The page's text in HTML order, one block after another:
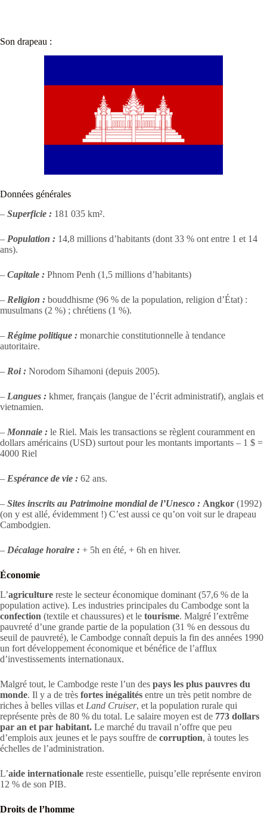
Son drapeau :
Données générales
– Superficie : 181 035 km².
– Population : 14,8 millions d’habitants (dont 33 % ont entre 1 et 14
ans).
– Capitale : Phnom Penh (1,5 millions d’habitants)
– Religion : bouddhisme (96 % de la population, religion d’État) :
musulmans (2 %) ; chrétiens (1 %).
– Régime politique : monarchie constitutionnelle à tendance
autoritaire.
– Roi : Norodom Sihamoni (depuis 2005).
– Langues : khmer, français (langue de l’écrit administratif), anglais et
vietnamien.
– Monnaie : le Riel. Mais les transactions se règlent couramment en
dollars américains (USD) surtout pour les montants importants – 1 $ =
4000 Riel
– Espérance de vie : 62 ans.
– Sites inscrits au Patrimoine mondial de l’Unesco : Angkor (1992)
(on y est allé, évidemment !) C’est aussi ce qu’on voit sur le drapeau
Cambodgien.
– Décalage horaire : + 5h en été, + 6h en hiver.
Économie
L’agriculture reste le secteur économique dominant (57,6 % de la
population active). Les industries principales du Cambodge sont la
confection (textile et chaussures) et le tourisme. Malgré l’extrême
pauvreté d’une grande partie de la population (31 % en dessous du
seuil de pauvreté), le Cambodge connaît depuis la fin des années 1990
un fort développement économique et bénéfice de l’afflux
d’investissements internationaux.
Malgré tout, le Cambodge reste l’un des pays les plus pauvres du
monde. Il y a de très fortes inégalités entre un très petit nombre de
riches à belles villas et Land Cruiser, et la population rurale qui
représente près de 80 % du total. Le salaire moyen est de 773 dollars
par an et par habitant. Le marché du travail n’offre que peu
d’emplois aux jeunes et le pays souffre de corruption, à toutes les
échelles de l’administration.
L’aide internationale reste essentielle, puisqu’elle représente environ
12 % de son PIB.
Droits de l’homme